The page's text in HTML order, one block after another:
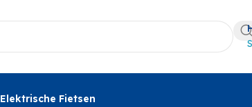
Elektrische Fietsen